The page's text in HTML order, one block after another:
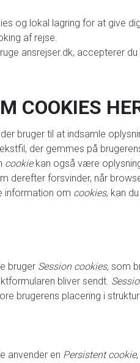
og lokal lagring for at give
af rejse.
ansrejser.dk, accepterer
COOKIES
bruger til at indsamle
der gemmes på
cookiekan også være
derefter forsvinder, når
information om cookies, kan
bruger Session cookies, som
bliver sendt.
brugerens placering i
anvender en Persistent cookie